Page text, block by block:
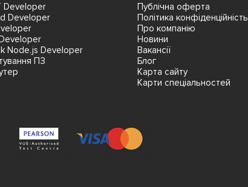
Developer
Developer
Node.js Developer
ПЗ
Публічна оферта
Політика конфіденційність
Про компанію
Новини
Вакансії
Блог
Карта сайту
Карти спеціальностей